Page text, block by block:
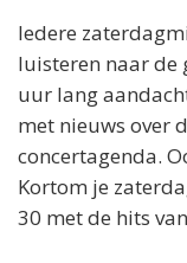
Iedere
luisteren naar de
uur lang
met nieuws over
concertagenda.
Kortom je
30 met de hits